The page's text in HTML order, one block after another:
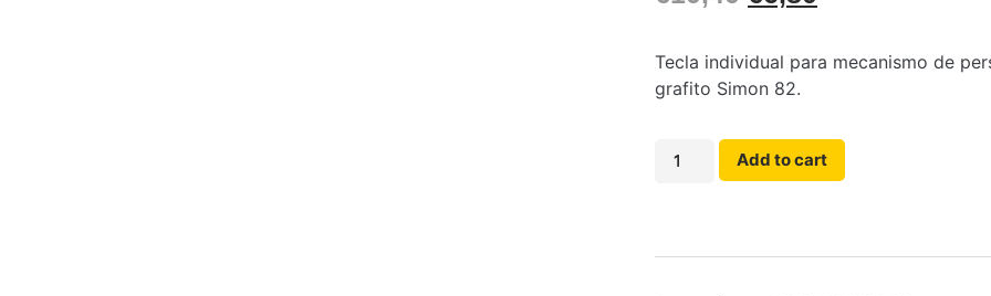
Tecla individual para mecanismo de
grafito Simon 82.
Add to cart